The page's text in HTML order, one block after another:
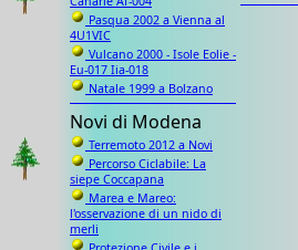
Pasqua 2002 a Vienna al
4U1VIC
Vulcano 2000 - Isole Eolie -
Eu-017 Iia-018
Natale 1999 a Bolzano
Novi di Modena
Terremoto 2012 a Novi
Percorso Ciclabile: La
siepe Coccapana
Marea e Mareo:
l'osservazione di un nido di
merli